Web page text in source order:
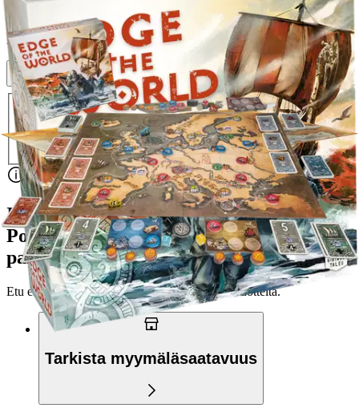
Hinta ilman S-Etukorttia: 35,90 €
Verkkokaupan hinta
Valitse toimitustapa
Nouto myymälästä
Ilmainen
Siirry valitsemaan myymälä
Toimitus
Ei saatavilla
Ilmainen toimitus yli 100 €:n tilauksille
Postin pakettiautomaattiin tai
palvelupisteeseen!
Etu ei koske Suuri‑lisäpalvelulla toimitettavia tuotteita.
Tarkista myymäläsaatavuus